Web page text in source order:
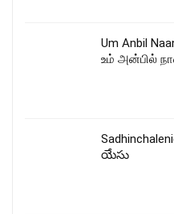
Um Anbil
உம் அன்பில்
యేసు